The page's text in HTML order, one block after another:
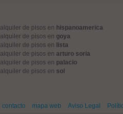
alquiler de pisos en hispanoamerica
alquiler de pisos en goya
alquiler de pisos en lista
alquiler de pisos en arturo soria
alquiler de pisos en palacio
alquiler de pisos en sol
contacto mapa web Aviso Legal